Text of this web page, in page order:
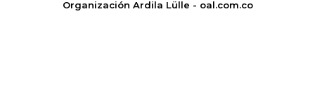
Organización Ardila Lülle - oal.com.co